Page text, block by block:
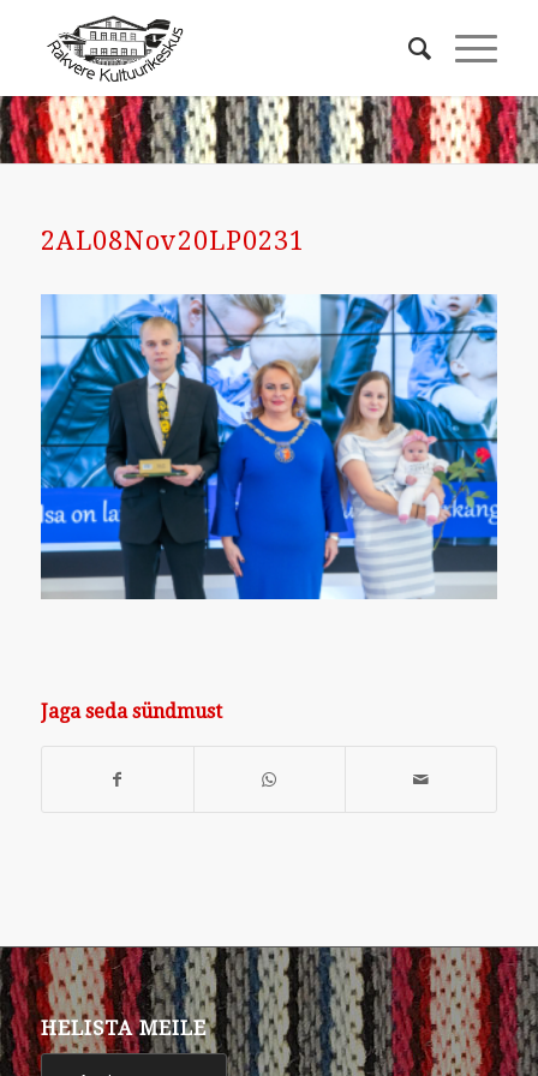
2AL08Nov20LP0231
Jaga seda sündmust
HELISTA MEILE